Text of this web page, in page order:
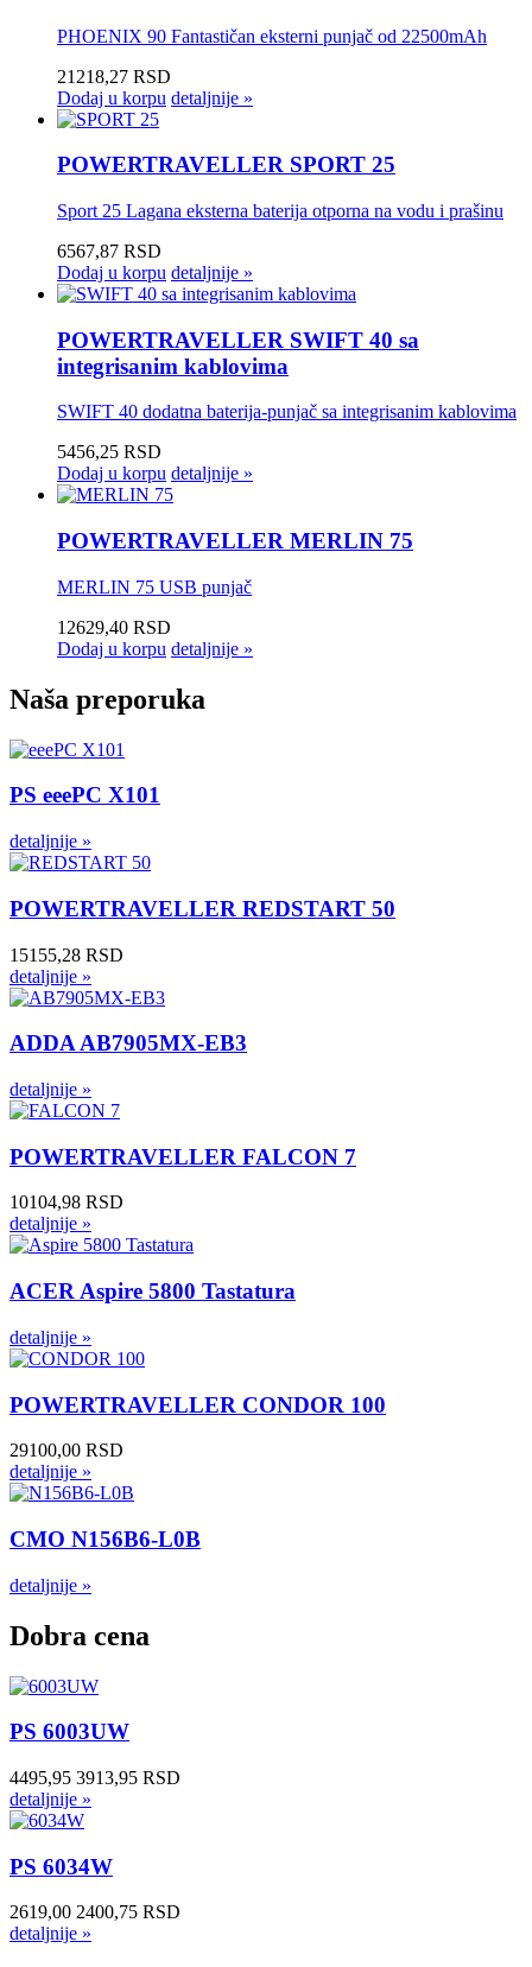
PHOENIX 90 Fantastičan eksterni punjač od 22500mAh
21218,27 RSD
Dodaj u korpu detaljnije »
POWERTRAVELLER SPORT 25
Sport 25 Lagana eksterna baterija otporna na vodu i prašinu
6567,87 RSD
Dodaj u korpu detaljnije »
POWERTRAVELLER SWIFT 40 sa
integrisanim kablovima
SWIFT 40 dodatna baterija-punjač sa integrisanim kablovima
5456,25 RSD
Dodaj u korpu detaljnije »
POWERTRAVELLER MERLIN 75
MERLIN 75 USB punjač
12629,40 RSD
Dodaj u korpu detaljnije »
Naša preporuka
PS eeePC X101
detaljnije »
POWERTRAVELLER REDSTART 50
15155,28 RSD
detaljnije »
ADDA AB7905MX-EB3
detaljnije »
POWERTRAVELLER FALCON 7
10104,98 RSD
detaljnije »
ACER Aspire 5800 Tastatura
detaljnije »
POWERTRAVELLER CONDOR 100
29100,00 RSD
detaljnije »
CMO N156B6-L0B
detaljnije »
Dobra cena
PS 6003UW
4495,95 3913,95 RSD
detaljnije »
PS 6034W
2619,00 2400,75 RSD
detaljnije »